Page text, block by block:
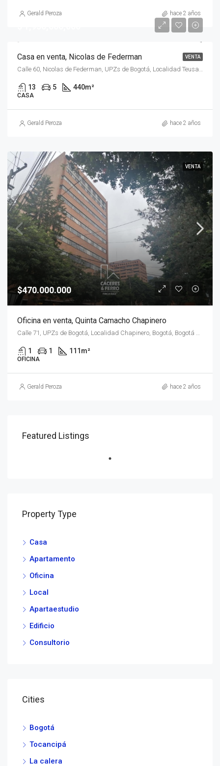
Gerald Peroza hace 2 años
VENTA
Casa en venta, Nicolas de Federman
Calle 60, Nicolas de Federman, UPZs de Bogotá, Localidad Teusaquillo, Bogotá, Bogotá Distrito Capital - Municipio, RAP (Especial) Central, 111321, Colombia
13 5 440m²
CASA
Gerald Peroza hace 2 años
VENTA
$470.000.000
Oficina en venta, Quinta Camacho Chapinero
1 1 111m²
OFICINA
Gerald Peroza hace 2 años
Featured Listings
Property Type
Casa
Apartamento
Oficina
Local
Apartaestudio
Edificio
Consultorio
Cities
Bogotá
Tocancipá
La calera